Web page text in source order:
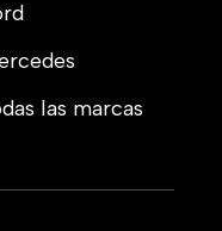
las marcas